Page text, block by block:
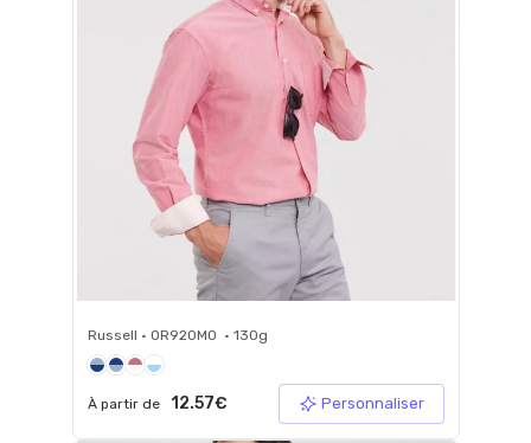
Russell • 0R920M0 • 130g
À partir de 12.57€ Personnaliser